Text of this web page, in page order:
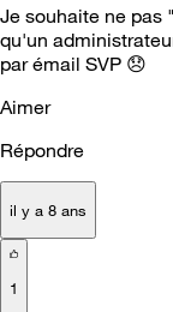
Je souhaite ne pas
qu'un
par émail SVP 😞
Aimer
Répondre
il y a 8 ans
1